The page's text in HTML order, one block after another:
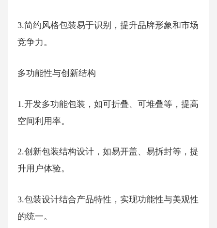
3.简约风格包装易于识别，提升品牌形象和市场
竞争力。
多功能性与创新结构
1.开发多功能包装，如可折叠、可堆叠等，提高
空间利用率。
2.创新包装结构设计，如易开盖、易拆封等，提
升用户体验。
3.包装设计结合产品特性，实现功能性与美观性
的统一。